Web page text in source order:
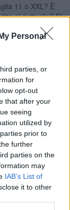
Personal
parties, or
for
opt-out
that after your
seeing
utilized by
prior to
further
parties on the
may
IAB’s List of
it to other
11 o XXL? È
al dettaglio? Di
iscriviti alla
tutti i giorni